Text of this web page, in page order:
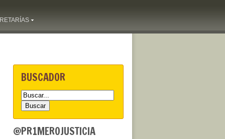
BUSCADOR
@PR1MEROJUSTICIA